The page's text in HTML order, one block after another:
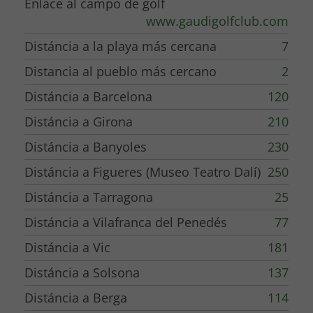
orientado; oeste El apartamento tiene una sala de estar, TV vía satélite,
microondas y un frigorífico, una lavadora. café Nespresso y una tetera, y
una mesa de comedor. comedor con 4 sillas.
El dormitorio 6 es un dormitorio doble con cama de matrimonio de 1,60 x
2,00 m
La habitación 7 es una habitación doble con 2 camas individuales de 0,80 x
2,00 m y una segunda TV. Bajo petición, el propietario añade una cama
supletoria en este segundo dormitorio.
Comparten baño equipado con bañera, wc, dos lavabos, wc, secador de
pelo, espejo de aumento y artículos de aseo gratuitos. Accesible por
escaleras.
En la gran sala de estar, encontrará un piano,
Enlace al campo de golf
www.gaudigolfclub.com
Distáncia a la playa más cercana
7
Distancia al pueblo más cercano
2
Distáncia a Barcelona
120
Distáncia a Girona
210
Distáncia a Banyoles
230
Distáncia a Figueres (Museo Teatro Dalí) 250
Distáncia a Tarragona
25
Distáncia a Vilafranca del Penedés
77
Distáncia a Vic
181
Distáncia a Solsona
137
Distáncia a Berga
114